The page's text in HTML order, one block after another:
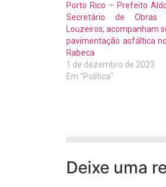
Porto Rico – Prefeito
Secretário de Obras
Louzeiros, acompanham
pavimentação asfáltica
Rabeca
1 de dezembro de 2023
Em "Política"
Deixe uma